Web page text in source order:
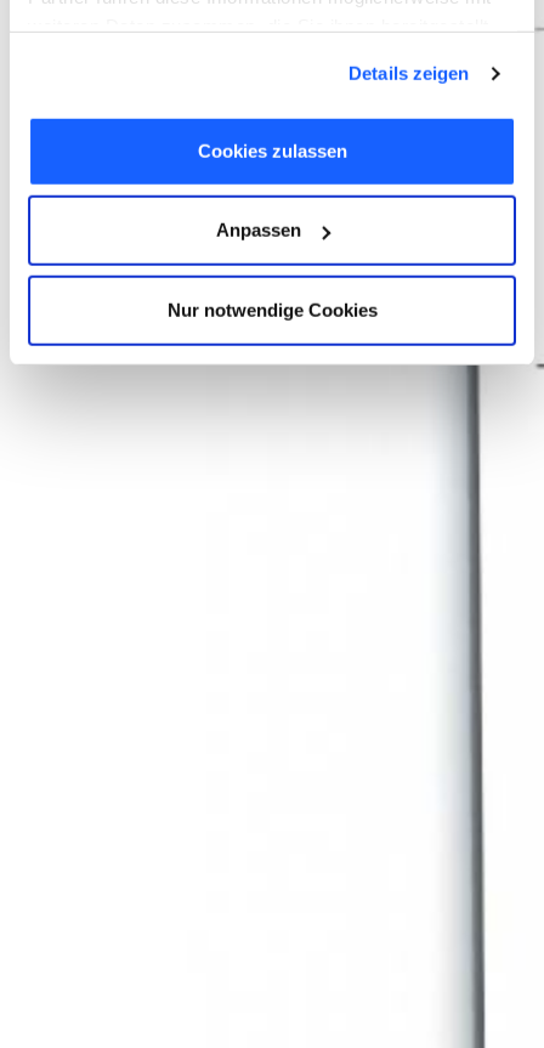
gesammelt haben. Sie geben Einwilligung zu unseren
Cookies, wenn Sie unsere Webseite weiterhin nutzen.
Details zeigen
Cookies zulassen
Anpassen
Nur notwendige Cookies